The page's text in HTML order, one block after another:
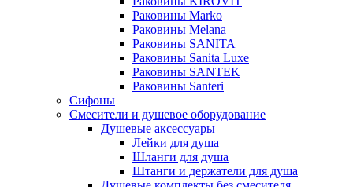
Раковины Marko
Раковины Melana
Раковины SANITA
Раковины Sanita Luxe
Раковины SANTEK
Раковины Santeri
Сифоны
Смесители и душевое оборудование
Душевые аксессуары
Лейки для душа
Шланги для душа
Штанги и держатели для душа